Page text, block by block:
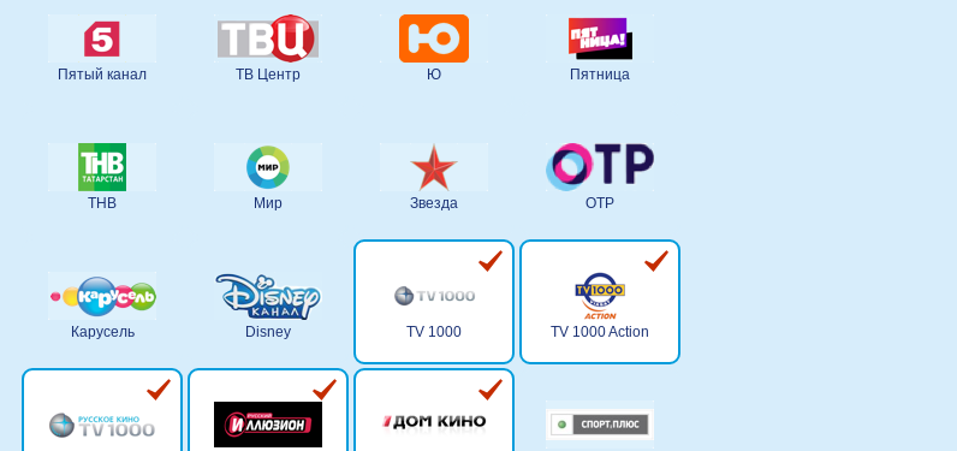
Пятый канал ТВ Центр Ю Пятница
ТНВ Мир Звезда ОТР
Карусель Disney TV 1000 TV 1000 Action